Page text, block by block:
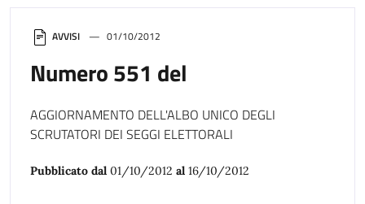
AVVISI 01/10/2012
Numero 551 del
AGGIORNAMENTO DELL'ALBO UNICO DEGLI
SCRUTATORI DEI SEGGI ELETTORALI
Pubblicato dal 01/10/2012 al 16/10/2012